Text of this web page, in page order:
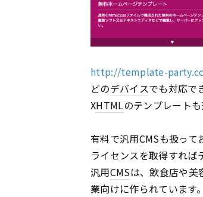
http://template-
どのデバイスでも対応で
XHTMLのテンプレート
有料で汎用CMSも扱って
ライセンスを取得すれば
汎用CMSは、飲食店や美
業向けに作られています。